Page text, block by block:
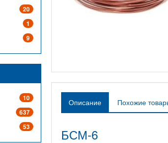
20
1
9
10
637
53
Описание Похожие
БСМ-6